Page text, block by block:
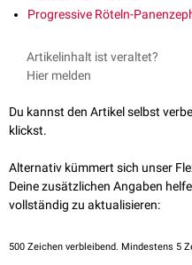
Progressive Röteln-
Artikelinhalt ist veraltet?
Hier melden
Du kannst den Artikel selbst
klickst.
Alternativ kümmert sich unser
Deine zusätzlichen Angaben
vollständig zu aktualisieren:
500 Zeichen verbleibend. Mindestens 5